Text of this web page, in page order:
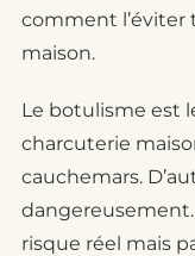
comment
maison.
Le botulisme est
charcuterie
cauchemars.
dangereusement.
risque réel mais